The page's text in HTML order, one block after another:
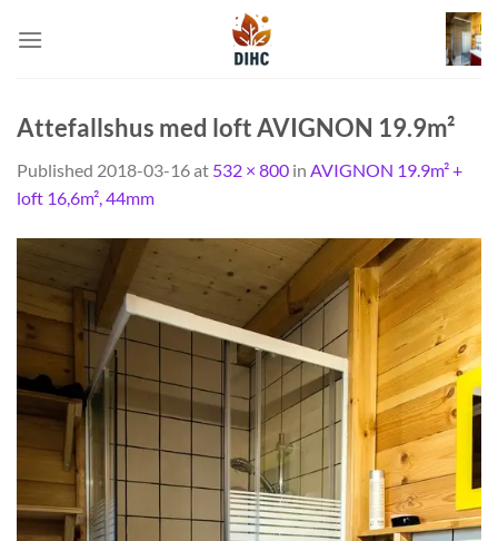
Attefallshus med loft AVIGNON 19.9m²
Published 2018-03-16at 532 × 800 in AVIGNON 19.9m² +
loft 16,6m², 44mm